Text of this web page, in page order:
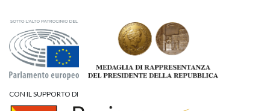
CON IL SUPPORTO DI